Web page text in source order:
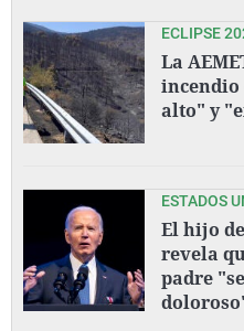
ECLIPSE
La
incendio
alto" y
ESTADOS
El hijo
revela
padre